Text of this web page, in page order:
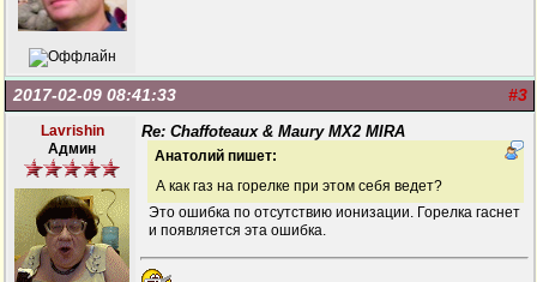
#3
2017-02-09 08:41:33
Lavrishin
Админ
Re: Chaffoteaux & Maury MX2 MIRA
Анатолий пишет:
А как газ на горелке при этом себя ведет?
Это ошибка по отсутствию ионизации. Горелка гаснет
и появляется эта ошибка.